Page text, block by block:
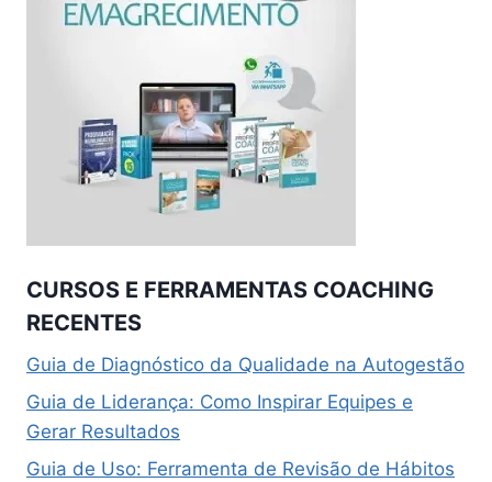
CURSOS E FERRAMENTAS COACHING
RECENTES
Guia de Diagnóstico da Qualidade na Autogestão
Guia de Liderança: Como Inspirar Equipes e
Gerar Resultados
Guia de Uso: Ferramenta de Revisão de Hábitos